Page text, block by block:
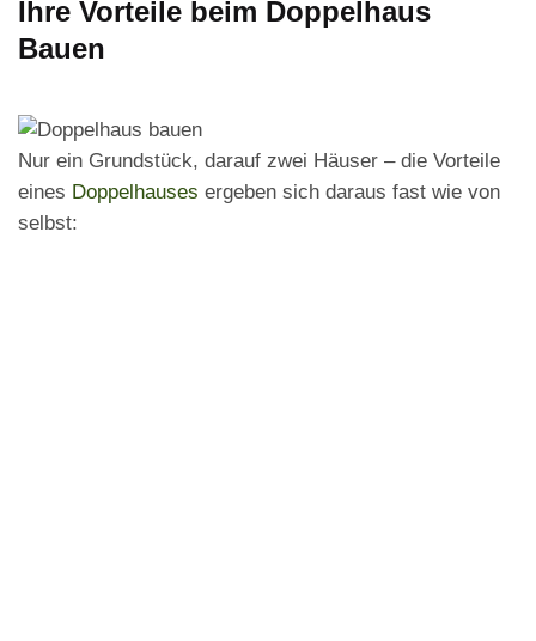
Ihre Vorteile beim Doppelhaus
Bauen
Nur ein Grundstück, darauf zwei Häuser – die Vorteile
eines Doppelhauses ergeben sich daraus fast wie von
selbst: